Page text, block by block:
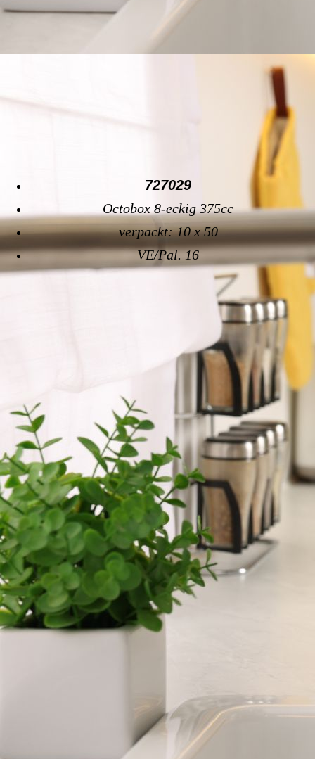
727029
Octobox 8-eckig 375cc
verpackt: 10 x 50
VE/Pal. 16